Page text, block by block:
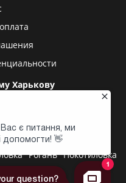
Харькову
рынок
города
Рогань Покотиловка
Высокий